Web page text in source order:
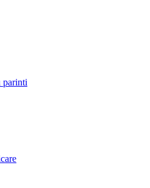
parinti